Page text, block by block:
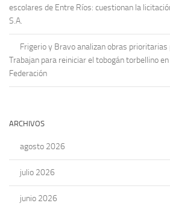
escolares de Entre Ríos: cuestionan la
S.A.
Frigerio y Bravo analizan obras prioritarias
Trabajan para reiniciar el tobogán torbellino
Federación
ARCHIVOS
agosto 2026
julio 2026
junio 2026